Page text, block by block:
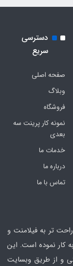
دسترسی
سریع
صفحه اصلی
وبلاگ
فروشگاه
نمونه کار پرینت سه
بعدی
خدمات ما
درباره ما
تماس با ما
تر به فیلامنت و
بعدی در تابستان 1401 شروع به کار نموده است. این
و از طریق وبسایت